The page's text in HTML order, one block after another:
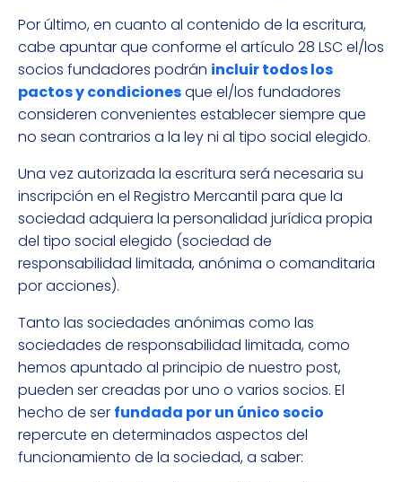
Por último, en cuanto al contenido de la escritura,
cabe apuntar que conforme el artículo 28 LSC el/los
socios fundadores podrán incluir todos los
pactos y condicionesque el/los fundadores
consideren convenientes establecer siempre que
no sean contrarios a la ley ni al tipo social elegido.
Una vez autorizada la escritura será necesaria su
inscripción en el Registro Mercantil para que la
sociedad adquiera la personalidad jurídica propia
del tipo social elegido (sociedad de
responsabilidad limitada, anónima o comanditaria
por acciones).
Tanto las sociedades anónimas como las
sociedades de responsabilidad limitada, como
hemos apuntado al principio de nuestro post,
pueden ser creadas por uno o varios socios. El
hecho de ser fundada por un único socio
repercute en determinados aspectos del
funcionamiento de la sociedad, a saber: